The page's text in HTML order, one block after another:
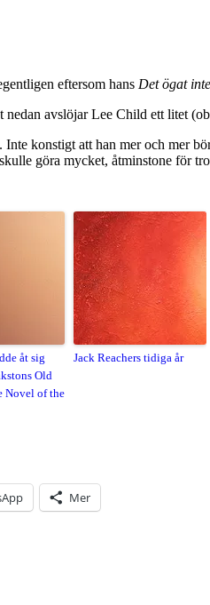
eftersom hans Det ögat
avslöjar Lee Child ett litet
Inte konstigt att han mer och mer
göra mycket, åtminstone för
åt sig
Old
Novel of the
Jack Reachers tidiga år
Mer